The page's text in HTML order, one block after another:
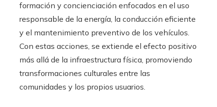
formación y concienciación enfocados en el uso
responsable de la energía, la conducción eficiente
y el mantenimiento preventivo de los vehículos.
Con estas acciones, se extiende el efecto positivo
más allá de la infraestructura física, promoviendo
transformaciones culturales entre las
comunidades y los propios usuarios.